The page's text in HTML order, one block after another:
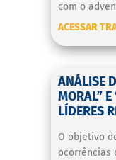
com o
ACESSAR
ANÁLISE
MORAL”
LÍDERES
O objetivo
ocorrências